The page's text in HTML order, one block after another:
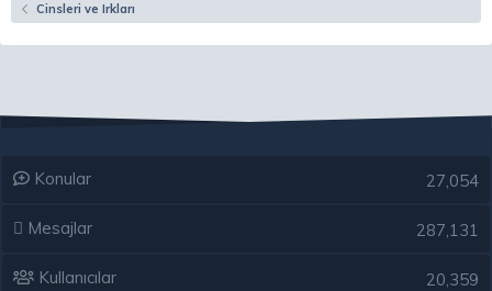
Cinsleri ve Irkları
Konular 27,054
Mesajlar 287,131
Kullanıcılar 20,359